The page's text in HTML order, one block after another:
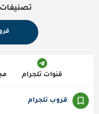
قنوات تلجرام
قروب تلجرام